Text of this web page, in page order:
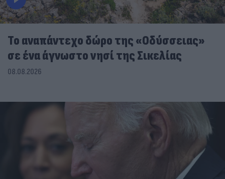
To αναπάντεχο δώρο της «Οδύσσειας»
σε ένα άγνωστο νησί της Σικελίας
08.08.2026